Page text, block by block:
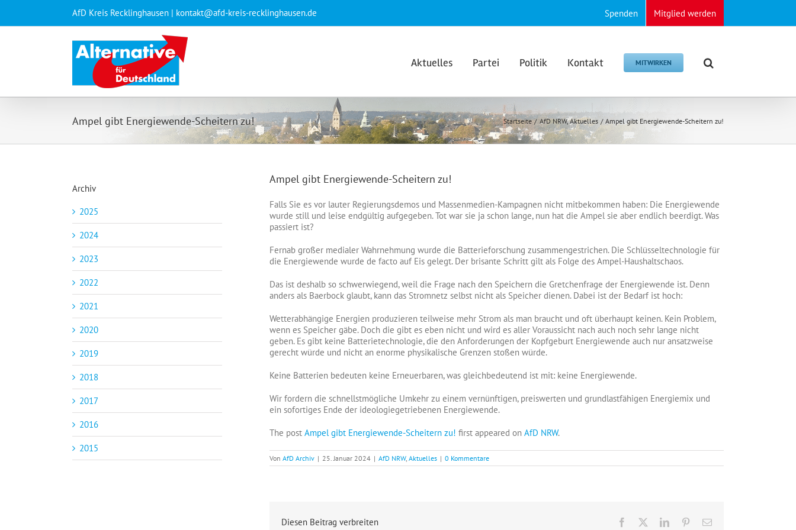
springen
AfD Kreis Recklinghausen | kontakt@afd-kreis-recklinghausen.de Spenden Mitglied werden
Aktuelles Partei Politik Kontakt MITWIRKEN
Ampel gibt Energiewende-Scheitern zu! Startseite AfD NRW Aktuelles Ampel gibt Energiewende-Scheitern zu!
Ampel gibt Energiewende-Scheitern zu!
Falls Sie es vor lauter Regierungsdemos und Massenmedien-Kampagnen nicht mitbekommen haben: Die Energiewende
wurde still und leise endgültig aufgegeben. Tot war sie ja schon lange, nun hat die Ampel sie aber endlich beerdigt. Was
passiert ist?
Fernab großer medialer Wahrnehmung wurde die Batterieforschung zusammengestrichen. Die Schlüsseltechnologie für
die Energiewende wurde de facto auf Eis gelegt. Der brisante Schritt gilt als Folge des Ampel-Haushaltschaos.
Das ist deshalb so schwerwiegend, weil die Frage nach den Speichern die Gretchenfrage der Energiewende ist. Denn
anders als Baerbock glaubt, kann das Stromnetz selbst nicht als Speicher dienen. Dabei ist der Bedarf ist hoch:
Wetterabhängige Energien produzieren teilweise mehr Strom als man braucht und oft überhaupt keinen. Kein Problem,
wenn es Speicher gäbe. Doch die gibt es eben nicht und wird es aller Voraussicht nach auch noch sehr lange nicht
geben. Es gibt keine Batterietechnologie, die den Anforderungen der Kopfgeburt Energiewende auch nur ansatzweise
gerecht würde und nicht an enorme physikalische Grenzen stoßen würde.
Keine Batterien bedeuten keine Erneuerbaren, was gleichbedeutend ist mit: keine Energiewende.
Wir fordern die schnellstmögliche Umkehr zu einem vernünftigen, preiswerten und grundlastfähigen Energiemix und
ein sofortiges Ende der ideologiegetriebenen Energiewende.
The post Ampel gibt Energiewende-Scheitern zu! first appeared on AfD NRW.
Von AfD Archiv | 25. Januar 2024 | AfD NRW, Aktuelles | 0 Kommentare
Diesen Beitrag verbreiten Facebook LinkedInPinterest
E-
Archiv
2025
2024
2023
2022
2021
2020
2019
2018
2017
2016
2015